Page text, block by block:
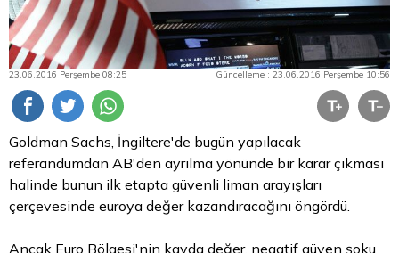
23.06.2016 Perşembe 08:25 Güncelleme : 23.06.2016 Perşembe 10:56
Goldman Sachs, İngiltere'de bugün yapılacak
referandumdan AB'den ayrılma yönünde bir karar çıkması
halinde bunun ilk etapta güvenli liman arayışları
çerçevesinde euroya değer kazandıracağını öngördü.
Ancak Euro Bölgesi'nin kayda değer, negatif güven şoku